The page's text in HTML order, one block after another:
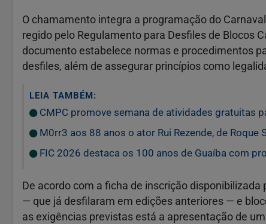
O chamamento integra a programação do
regido pelo Regulamento para Desfiles de Blocos
documento estabelece normas e procedimentos
desfiles, além de assegurar princípios como
LEIA TAMBÉM:
CMPC promove semana de atividades gratuitas
M0rr3 aos 88 anos o ator Rui Rezende, de Roque
FIC 2026 destaca os 100 anos de Guaíba com
De acordo com a ficha de inscrição
— que já desfilaram em edições anteriores — e
as exigências previstas está a apresentação de